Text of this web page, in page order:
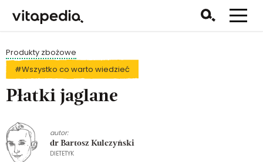
Produkty zbożowe
#Wszystko co warto wiedzieć
Płatki jaglane
autor:
dr Bartosz Kulczyński
DIETETYK